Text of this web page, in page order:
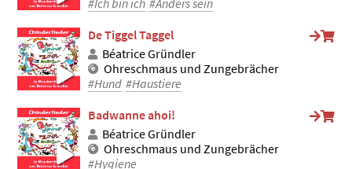
#Ich bin ich #Anders sein
De Tiggel Taggel
Béatrice Gründler
Ohreschmaus und Zungebrächer
#Hund #Haustiere
Badwanne ahoi!
Béatrice Gründler
Ohreschmaus und Zungebrächer
#Hygiene